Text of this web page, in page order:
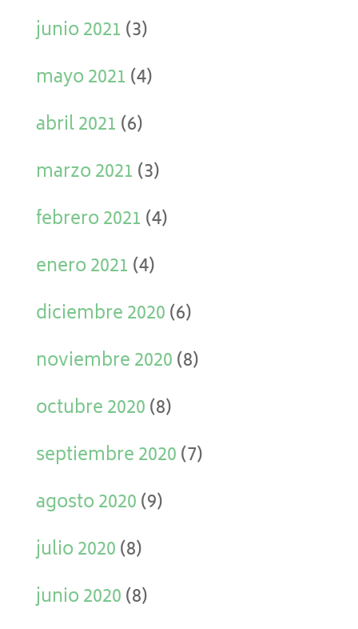
junio 2021 (3)
mayo 2021 (4)
abril 2021 (6)
marzo 2021 (3)
febrero 2021 (4)
enero 2021 (4)
diciembre 2020(6)
noviembre 2020(8)
octubre 2020(8)
septiembre 2020(7)
agosto 2020(9)
julio 2020(8)
junio 2020(8)